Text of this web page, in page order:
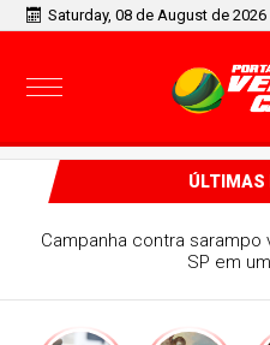
Saturday, 08 de August de 2026
ÚLTIMAS
Campanha contra
SP em